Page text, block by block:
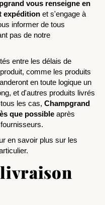
vous renseigne en
expédition et s'engage à
informer de tous
pas de notre
entre les délais de
comme les produits
en toute logique un
les cas, Champgrand
que possible après
en savoir plus sur les
livraison